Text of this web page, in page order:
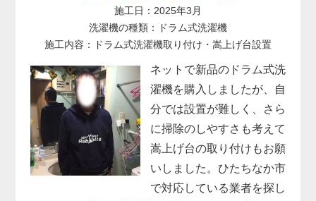
施工日：2025年3月
洗濯機の種類：ドラム式洗濯機
施工内容：ドラム式洗濯機取り付け・嵩上げ台設置
ネットで新品のドラム式洗
濯機を購入しましたが、自
分では設置が難しく、さら
に掃除のしやすさも考えて
嵩上げ台の取り付けもお願
いしました。ひたちなか市
で対応している業者を探し